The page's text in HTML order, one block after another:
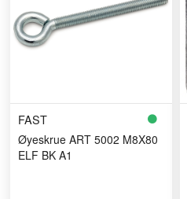
FAST
Øyeskrue ART 5002 M8X80
ELF BK A1